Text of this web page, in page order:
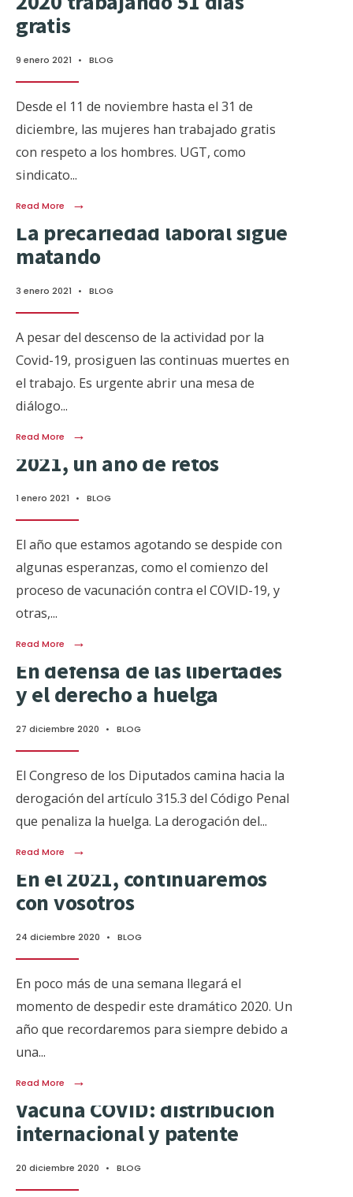
gratis
9 enero 2021 • BLOG
Desde el 11 de noviembre hasta el 31 de
diciembre, las mujeres han trabajado gratis
con respeto a los hombres. UGT, como
sindicato...
Read More →
La precariedad laboral sigue
matando
3 enero 2021 • BLOG
A pesar del descenso de la actividad por la
Covid-19, prosiguen las continuas muertes en
el trabajo. Es urgente abrir una mesa de
diálogo...
Read More →
2021, un año de retos
1 enero 2021 • BLOG
El año que estamos agotando se despide con
algunas esperanzas, como el comienzo del
proceso de vacunación contra el COVID-19, y
otras,...
Read More →
En defensa de las libertades
y el derecho a huelga
27 diciembre 2020 • BLOG
El Congreso de los Diputados camina hacia la
derogación del artículo 315.3 del Código Penal
que penaliza la huelga. La derogación del...
Read More →
En el 2021, continuaremos
con vosotros
24 diciembre 2020 • BLOG
En poco más de una semana llegará el
momento de despedir este dramático 2020. Un
año que recordaremos para siempre debido a
una...
Read More →
Vacuna COVID: distribución
internacional y patente
20 diciembre 2020 • BLOG